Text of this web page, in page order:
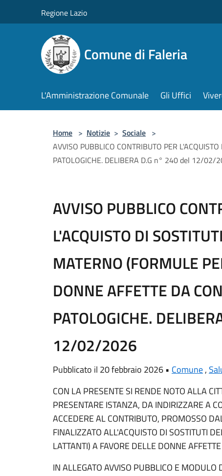
Regione Lazio
Comune di Faleria
L'Amministrazione Comunale Gli Uffici
Home > Notizie > Sociale >
AVVISO PUBBLICO CONTRIBUTO PER
PATOLOGICHE. DELIBERA D.G n° 240 del 12/02/
AVVISO PUBBLICO
L'ACQUISTO DI
MATERNO (FORMULE
DONNE AFFETTE DA
PATOLOGICHE.
12/02/2026
Pubblicato il 20 febbraio 2026 • Comune,
CON LA PRESENTE SI RENDE NOTO ALLA
PRESENTARE ISTANZA, DA INDIRIZZARE A
ACCEDERE AL CONTRIBUTO, PROMOSSO
FINALIZZATO ALL'ACQUISTO DI SOSTITUTI
LATTANTI) A FAVORE DELLE DONNE
IN ALLEGATO AVVISO PUBBLICO E